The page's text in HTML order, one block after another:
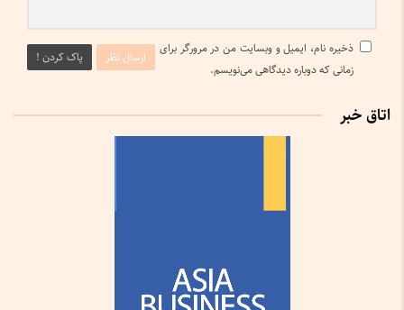
ارسال نظر پاک کردن !
ذخیره نام، ایمیل و وبسایت من در مرورگر برای
زمانی که دوباره دیدگاهی می‌نویسم.
اتاق خبر